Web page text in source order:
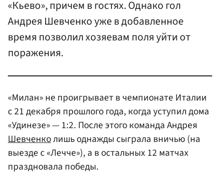
«Кьево», причем в гостях. Однако гол
Андрея Шевченко уже в добавленное
время позволил хозяевам поля уйти от
поражения.
«Милан» не проигрывает в чемпионате Италии
с 21 декабря прошлого года, когда уступил дома
«Удинезе» — 1:2. После этого команда Андрея
Шевченколишь однажды сыграла вничью (на
выезде с «Лечче»), а в остальных 12 матчах
праздновала победы.